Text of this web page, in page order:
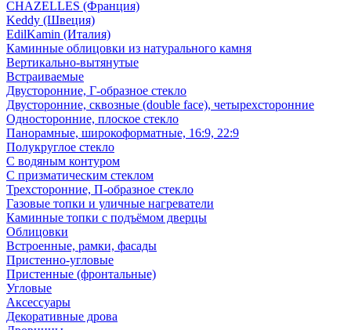
CHAZELLES (Франция)
Keddy (Швеция)
EdilKamin (Италия)
Каминные облицовки из натурального камня
Вертикально-вытянутые
Встраиваемые
Двусторонние, Г-образное стекло
Двусторонние, сквозные (double face), четырехсторонние
Односторонние, плоское стекло
Панорамные, широкоформатные, 16:9, 22:9
Полукруглое стекло
С водяным контуром
С призматическим стеклом
Трехсторонние, П-образное стекло
Газовые топки и уличные нагреватели
Каминные топки с подъёмом дверцы
Облицовки
Встроенные, рамки, фасады
Пристенно-угловые
Пристенные (фронтальные)
Угловые
Аксессуары
Декоративные дрова